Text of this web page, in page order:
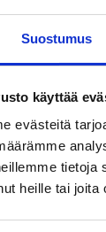
Suostumus
käyttää
evästeitä
tietoja
heille tai joita